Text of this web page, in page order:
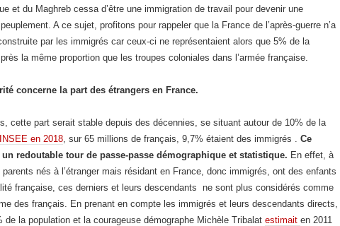
et du Maghreb cessa d’être une immigration de travail pour devenir une
A ce sujet, profitons pour rappeler que la France de l’après-guerre n’a
par les immigrés car ceux-ci ne représentaient alors que 5% de la
la même proportion que les troupes coloniales dans l’armée française.
concerne la part des étrangers en France.
cette part serait stable depuis des décennies, se situant autour de 10% de la
en 2018 , sur 65 millions de français, 9,7% étaient des immigrés . Ce
redoutable tour de passe-passe démographique et statistique. En effet, à
nés à l’étranger mais résidant en France, donc immigrés, ont des enfants
française, ces derniers et leurs descendants ne sont plus considérés comme
des français. En prenant en compte les immigrés et leurs descendants directs,
de la population et la courageuse démographe Michèle Tribalat estimait en 2011